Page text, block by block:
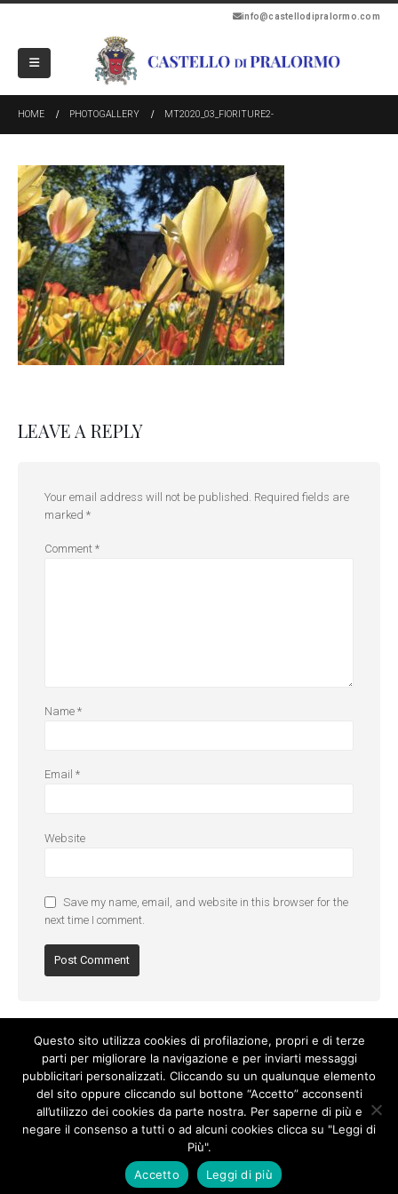
info@castellodipralormo.com
HOME PHOTOGALLERY MT2020_03_FIORITURE2-
LEAVE A REPLY
Your email address will not be published. Required fields are
marked *
Comment *
Name *
Email *
Website
Save my name, email, and website in this browser for the
next time I comment.
Privacy Policy
© Copyright 2017. All Rights Reserved.
Questo sito utilizza cookies di profilazione, propri e di terze
parti per migliorare la navigazione e per inviarti messaggi
pubblicitari personalizzati. Cliccando su un qualunque elemento
del sito oppure cliccando sul bottone “Accetto” acconsenti
all’utilizzo dei cookies da parte nostra. Per saperne di più e
negare il consenso a tutti o ad alcuni cookies clicca su "Leggi di
Più".
Accetto
Leggi di più